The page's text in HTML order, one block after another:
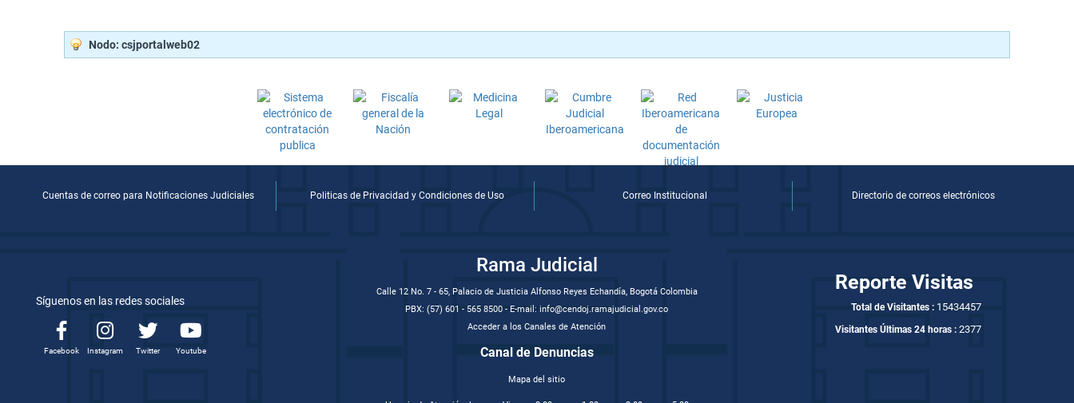
Nodo: csjportalweb02
Cuentas de correo para Notificaciones Judiciales Politicas de Privacidad y Condiciones de Uso Correo Institucional Directorio de correos electrónicos
Síguenos en las redes sociales
Facebook Instagram Twitter Youtube
Rama Judicial
Calle 12 No. 7 - 65, Palacio de Justicia Alfonso Reyes Echandía, Bogotá Colombia
PBX: (57) 601 - 565 8500 - E-mail: info@cendoj.ramajudicial.gov.co
Acceder a los Canales de Atención
Canal de Denuncias
Mapa del sitio
Reporte Visitas
Total de Visitantes : 15434457
Visitantes Últimas 24 horas : 2377